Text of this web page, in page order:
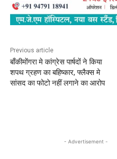
Previous article
बाँकीमोंगरा मे कांग्रेस पार्षदों ने किया
शपथ ग्रहण का बहिष्कार, फ्लैक्स मे
सांसद का फोटो नहीं लगाने का आरोप
- Advertisement -